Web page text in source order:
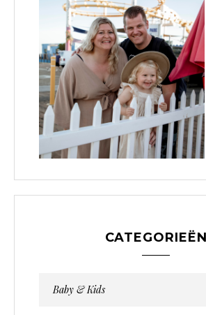
CATEGORIEËN
Baby & Kids